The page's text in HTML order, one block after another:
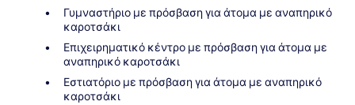
Γυμναστήριο με πρόσβαση για άτομα με αναπηρικό
καροτσάκι
Επιχειρηματικό κέντρο με πρόσβαση για άτομα με
αναπηρικό καροτσάκι
Εστιατόριο με πρόσβαση για άτομα με αναπηρικό
καροτσάκι